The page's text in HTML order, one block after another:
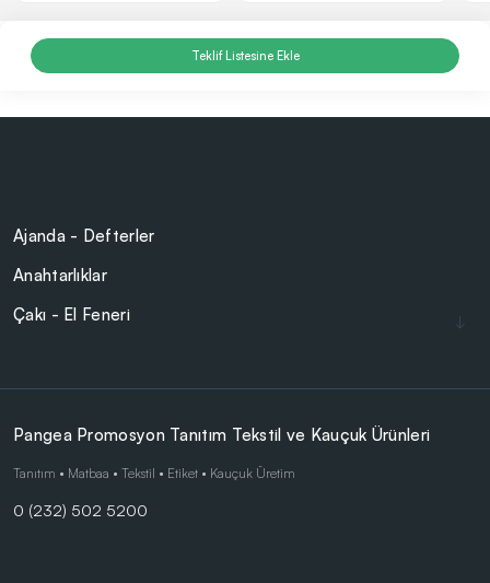
Teklif Listesine Ekle
Ajanda - Defterler
Anahtarlıklar
Çakı - El Feneri
Cam Ürünler
Çanta - Cüzdan
Çocuk Ürünleri
Doğa Dostu Ürünler
Pangea Promosyon Tanıtım Tekstil ve Kauçuk Ürünleri
Tanıtım • Matbaa • Tekstil • Etiket • Kauçuk Üretim
0 (232) 502 5200